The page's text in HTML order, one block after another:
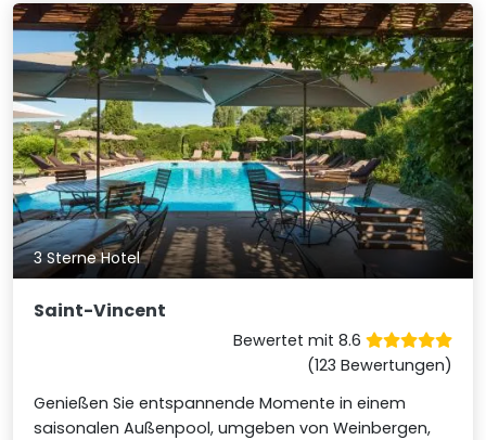
3 Sterne Hotel
Saint-Vincent
Bewertet mit 8.6
(123 Bewertungen)
Genießen Sie entspannende Momente in einem
saisonalen Außenpool, umgeben von Weinbergen,